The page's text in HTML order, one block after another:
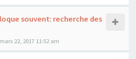
souvent: recherche des
22, 2017 11:52 am